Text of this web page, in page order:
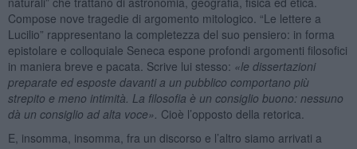
Compose nove tragedie di argomento mitologico. “Le lettere a
Lucilio” rappresentano la completezza del suo pensiero: in forma
epistolare e colloquiale Seneca espone profondi argomenti filosofici
in maniera breve e pacata. Scrive lui stesso: «le dissertazioni
preparate ed esposte davanti a un pubblico comportano più
strepito e meno intimità. La filosofia è un consiglio buono: nessuno
dà un consiglio ad alta voce». Cioè l’opposto della retorica.
E, insomma, insomma, fra un discorso e l’altro siamo arrivati a